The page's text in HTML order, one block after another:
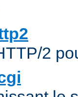
2